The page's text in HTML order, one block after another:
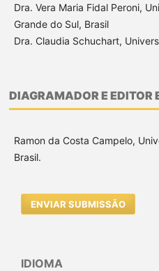
Dra. Vera Maria Fidal Peroni,
Grande do Sul, Brasil
Dra. Claudia Schuchart,
DIAGRAMADOR E EDITOR
Ramon da Costa Campelo,
Brasil.
ENVIAR SUBMISSÃO
IDIOMA